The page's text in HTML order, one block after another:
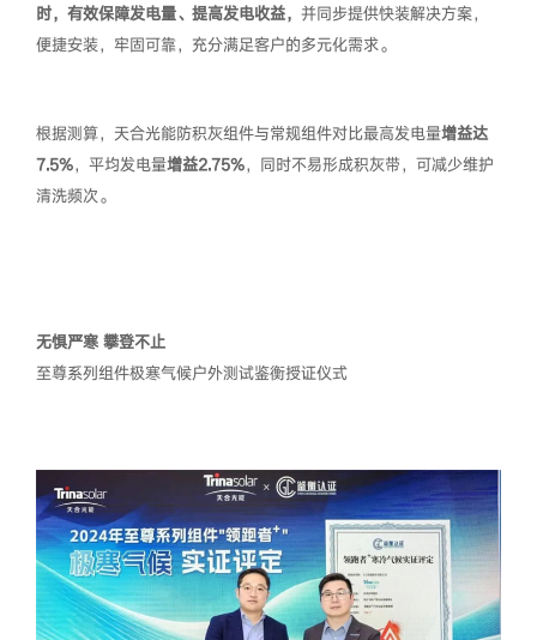
时，有效保障发电量、提高发电收益， 并同步提供快装解决方案，
便捷安装，牢固可靠，充分满足客户的多元化需求。
根据测算，天合光能防积灰组件与常规组件对比最高发电量增益达
7.5%，平均发电量增益2.75%，同时不易形成积灰带，可减少维护
清洗频次。
无惧严寒 攀登不止
至尊系列组件极寒气候户外测试鉴衡授证仪式